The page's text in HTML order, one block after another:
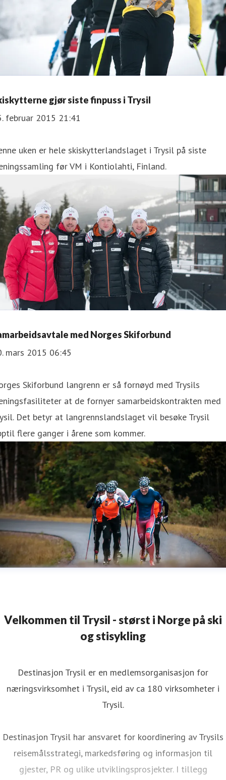
gjør siste finpuss i Trysil
februar 2015 21:41
uken er hele skiskytterlandslaget i Trysil på siste
før VM i Kontiolahti, Finland.
med Norges Skiforbund
mars 2015 06:45
Skiforbund langrenn er så fornøyd med Trysils
at de fornyer samarbeidskontrakten med
Det betyr at langrennslandslaget vil besøke Trysil
flere ganger i årene som kommer.
Velkommen til Trysil - størst i Norge på ski
og stisykling
Destinasjon Trysil er en medlemsorganisasjon for
næringsvirksomhet i Trysil, eid av ca 180 virksomheter i
Trysil.
Destinasjon Trysil har ansvaret for koordinering av Trysils
reisemålsstrategi, markedsføring og informasjon til
gjester, PR og ulike utviklingsprosjekter. I tillegg